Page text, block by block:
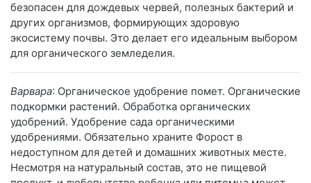
безопасен для дождевых червей, полезных бактерий и
других организмов, формирующих здоровую
экосистему почвы. Это делает его идеальным выбором
для органического земледелия.
Варвара: Органическое удобрение помет. Органические
подкормки растений. Обработка органических
удобрений. Удобрение сада органическими
удобрениями. Обязательно храните Форост в
недоступном для детей и домашних животных месте.
Несмотря на натуральный состав, это не пищевой